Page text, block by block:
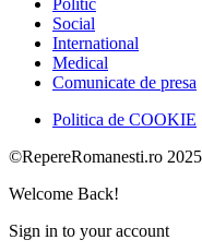
Politic
Social
International
Medical
Comunicate de presa
Politica de COOKIE
©RepereRomanesti.ro 2025
Welcome Back!
Sign in to your account